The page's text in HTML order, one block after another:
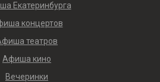
Екатеринбурга
концертов
театров
Афиша кино
Вечеринки